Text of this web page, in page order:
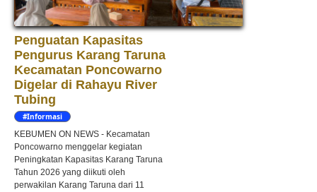
Penguatan Kapasitas
Pengurus Karang Taruna
Kecamatan Poncowarno
Digelar di Rahayu River
Tubing
#Informasi
KEBUMEN ON NEWS - Kecamatan
Poncowarno menggelar kegiatan
Peningkatan Kapasitas Karang Taruna
Tahun 2026 yang diikuti oleh
perwakilan Karang Taruna dari 11